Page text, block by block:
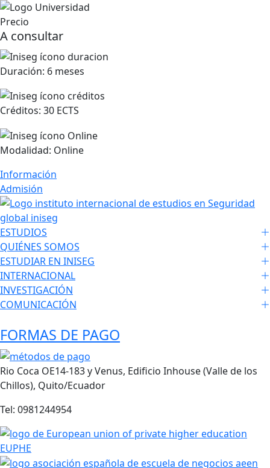
Precio
A consultar
Duración: 6 meses
Créditos: 30 ECTS
Modalidad: Online
Información
Admisión
ESTUDIOS
QUIÉNES SOMOS
ESTUDIAR EN INISEG
INTERNACIONAL
INVESTIGACIÓN
COMUNICACIÓN
FORMAS DE PAGO
Rio Coca OE14-183 y Venus, Edificio Inhouse (Valle de los
Chillos), Quito/Ecuador
Tel: 0981244954